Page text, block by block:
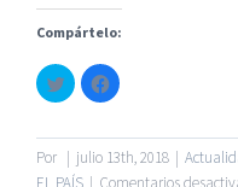
Compártelo:
Haz
clic
para
en
Twitter
(Se
abre
Haz
clic
en
Facebook
(Se
abre
Por | julio 13th, 2018 |
|Hacer Contrato
© Copyright 2010 -